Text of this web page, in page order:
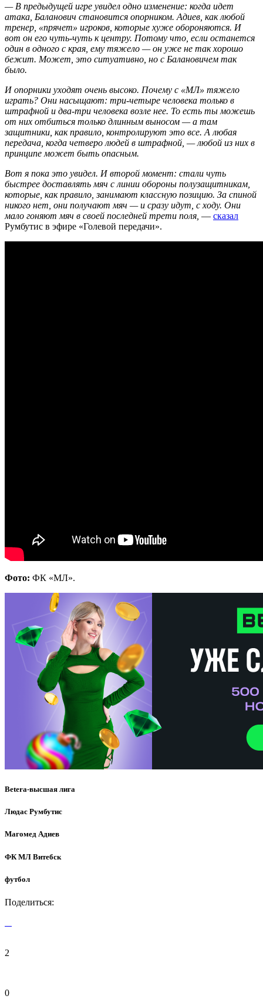
— В предыдущей игре увидел одно изменение: когда идет
атака, Баланович становится опорником. Адиев, как любой
тренер, «прячет» игроков, которые хуже обороняются. И
вот он его чуть-чуть к центру. Потому что, если останется
один в одного с края, ему тяжело — он уже не так хорошо
бежит. Может, это ситуативно, но с Балановичем так
было.
И опорники уходят очень высоко. Почему с «МЛ» тяжело
играть? Они насыщают: три-четыре человека только в
штрафной и два-три человека возле нее. То есть ты можешь
от них отбиться только длинным выносом — а там
защитники, как правило, контролируют это все. А любая
передача, когда четверо людей в штрафной, — любой из них в
принципе может быть опасным.
Вот я пока это увидел. И второй момент: стали чуть
быстрее доставлять мяч с линии обороны полузащитникам,
которые, как правило, занимают классную позицию. За спиной
никого нет, они получают мяч — и сразу идут, с ходу. Они
мало гоняют мяч в своей последней трети поля, — сказал
Румбутис в эфире «Голевой передачи».
Фото: ФК «МЛ».
Betera-высшая лига
Людас Румбутис
Магомед Адиев
ФК МЛ Витебск
футбол
Поделиться:
2
0